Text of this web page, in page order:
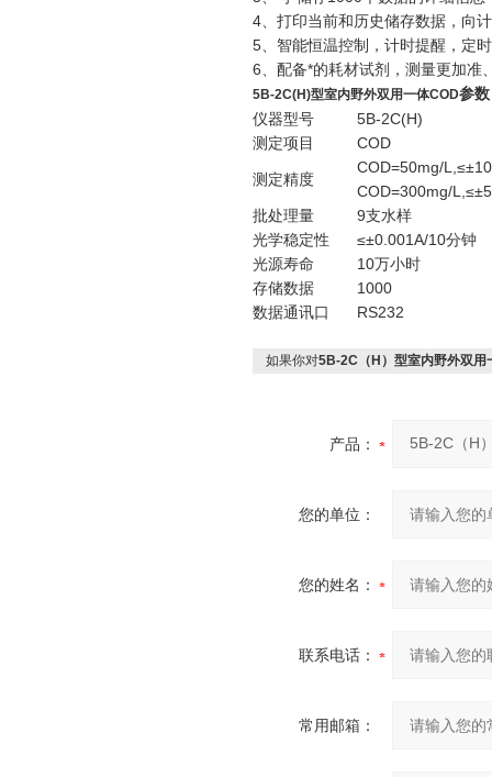
4、打印当前和历史储存数据，向
5、智能恒温控制，计时提醒，定
6、配备*的耗材试剂，测量更加准
5B-2C(H)型室内野外双用一体COD参
仪器型号
5B-2C(H)
测定项目
COD
测定精度
COD=50mg/
COD=300mg/
批处理量
9支水样
光学稳定性
≤±0.001A/10分钟
光源寿命
10万小时
存储数据
1000
数据通讯口
RS232
如果你对5B-2C（H）型室内野外双用
产品：
您的单位：
您的姓名：
联系电话：
常用邮箱：